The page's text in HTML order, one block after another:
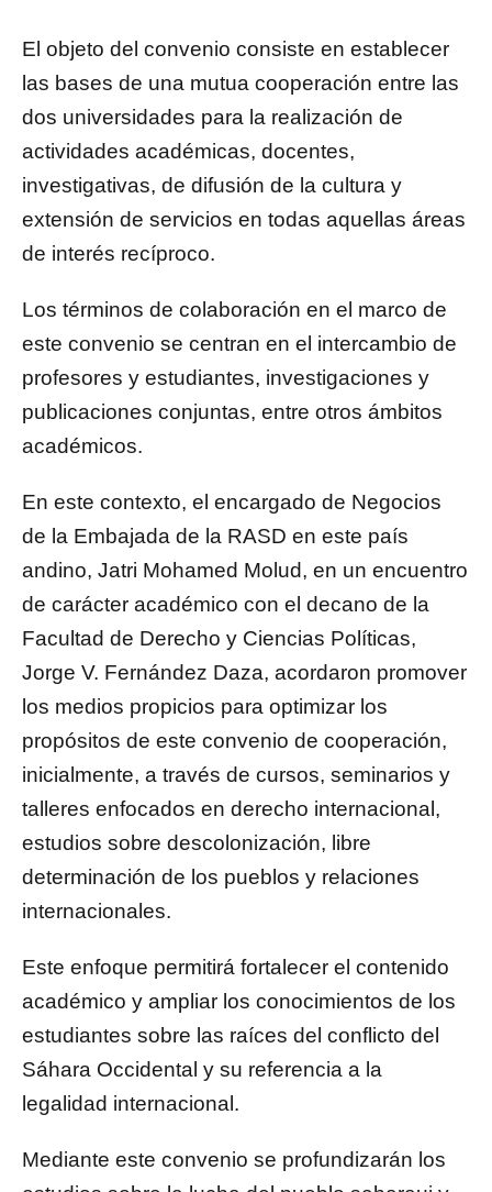
El objeto del convenio consiste en establecer
las bases de una mutua cooperación entre las
dos universidades para la realización de
actividades académicas, docentes,
investigativas, de difusión de la cultura y
extensión de servicios en todas aquellas áreas
de interés recíproco.
Los términos de colaboración en el marco de
este convenio se centran en el intercambio de
profesores y estudiantes, investigaciones y
publicaciones conjuntas, entre otros ámbitos
académicos.
En este contexto, el encargado de Negocios
de la Embajada de la RASD en este país
andino, Jatri Mohamed Molud, en un encuentro
de carácter académico con el decano de la
Facultad de Derecho y Ciencias Políticas,
Jorge V. Fernández Daza, acordaron promover
los medios propicios para optimizar los
propósitos de este convenio de cooperación,
inicialmente, a través de cursos, seminarios y
talleres enfocados en derecho internacional,
estudios sobre descolonización, libre
determinación de los pueblos y relaciones
internacionales.
Este enfoque permitirá fortalecer el contenido
académico y ampliar los conocimientos de los
estudiantes sobre las raíces del conflicto del
Sáhara Occidental y su referencia a la
legalidad internacional.
Mediante este convenio se profundizarán los